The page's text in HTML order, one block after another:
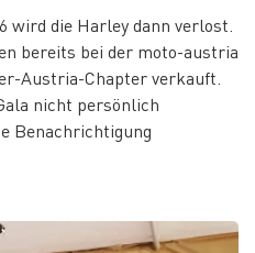
wird die Harley dann verlost.
bereits bei der moto-austria
Austria-Chapter verkauft.
nicht persönlich
Benachrichtigung